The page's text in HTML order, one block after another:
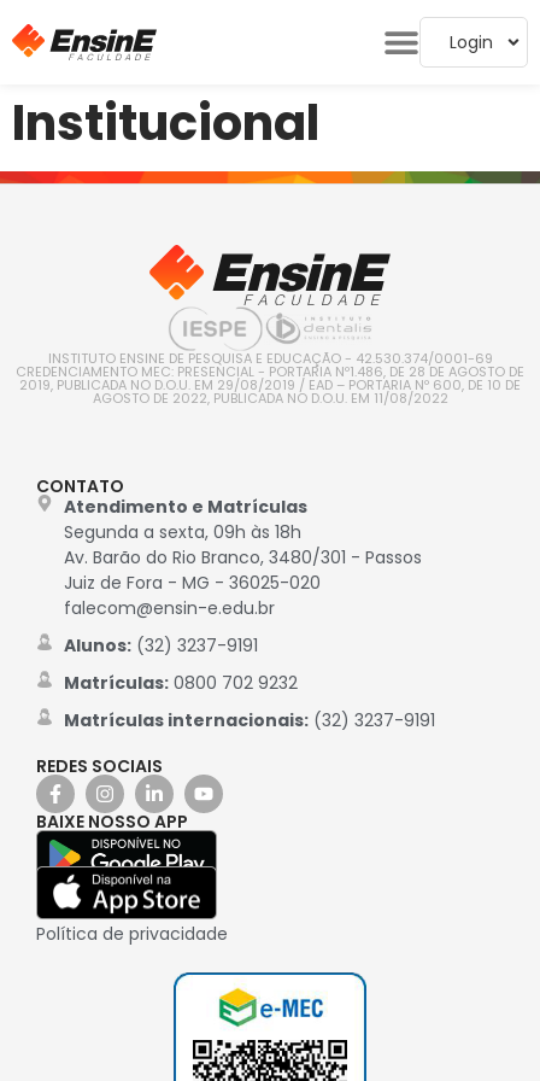
Login
Institucional
INSTITUTO ENSINE DE PESQUISA E EDUCAÇÃO - 42.530.374/0001-69
CREDENCIAMENTO MEC: PRESENCIAL - PORTARIA Nº1.486, DE 28 DE AGOSTO DE
2019, PUBLICADA NO D.O.U. EM 29/08/2019 / EAD – PORTARIA Nº 600, DE 10 DE
AGOSTO DE 2022, PUBLICADA NO D.O.U. EM 11/08/2022
CONTATO
Atendimento e Matrículas
Segunda a sexta, 09h às 18h
Av. Barão do Rio Branco, 3480/301 - Passos
Juiz de Fora - MG - 36025-020
falecom@ensin-e.edu.br
Alunos:(32) 3237-9191
Matrículas:0800 702 9232
Matrículas internacionais:(32) 3237-9191
REDES SOCIAIS
BAIXE NOSSO APP
Política de privacidade